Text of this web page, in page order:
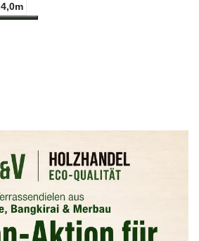
(Limburg)
Aachen, Düren, Heinsberg,
Kall, Euskirchen
Köln, Düsseldorf, Frechen,
Neuss, Bonn
4,0m